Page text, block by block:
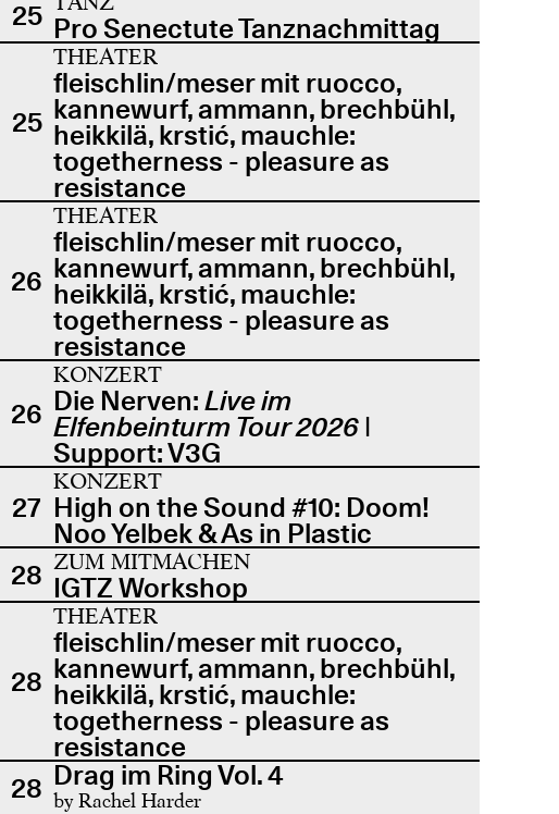
25 Pro Senectute Tanznachmittag
25
THEATER
fleischlin/meser mit ruocco,
kannewurf, ammann, brechbühl,
heikkilä, krstić, mauchle:
togetherness - pleasure as
resistance
26
THEATER
fleischlin/meser mit ruocco,
kannewurf, ammann, brechbühl,
heikkilä, krstić, mauchle:
togetherness - pleasure as
resistance
26
KONZERT
Die Nerven:Live im
Elfenbeinturm Tour 2026 |
Support: V3G
27
KONZERT
High on the Sound #10: Doom!
Noo Yelbek & As in Plastic
28 ZUM MITMACHEN
IGTZ Workshop
28
THEATER
fleischlin/meser mit ruocco,
kannewurf, ammann, brechbühl,
heikkilä, krstić, mauchle:
togetherness - pleasure as
resistance
28 Drag im Ring Vol. 4
by Rachel Harder